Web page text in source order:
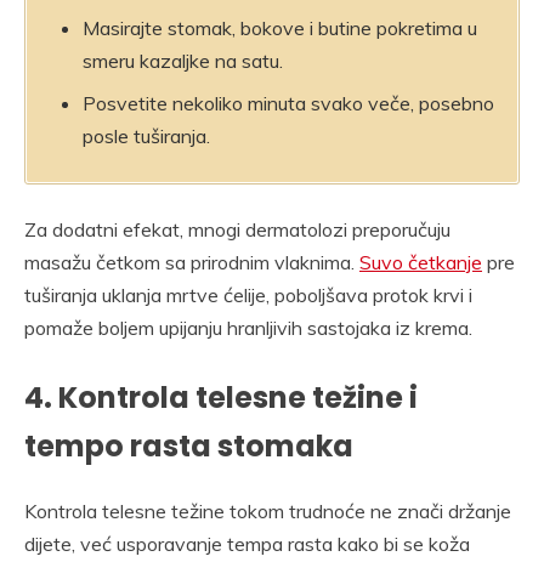
Masirajte stomak, bokove i butine pokretima u
smeru kazaljke na satu.
Posvetite nekoliko minuta svako veče, posebno
posle tuširanja.
Za dodatni efekat, mnogi dermatolozi preporučuju
masažu četkom sa prirodnim vlaknima. Suvo četkanje pre
tuširanja uklanja mrtve ćelije, poboljšava protok krvi i
pomaže boljem upijanju hranljivih sastojaka iz krema.
4. Kontrola telesne težine i
tempo rasta stomaka
Kontrola telesne težine tokom trudnoće ne znači držanje
dijete, već usporavanje tempa rasta kako bi se koža